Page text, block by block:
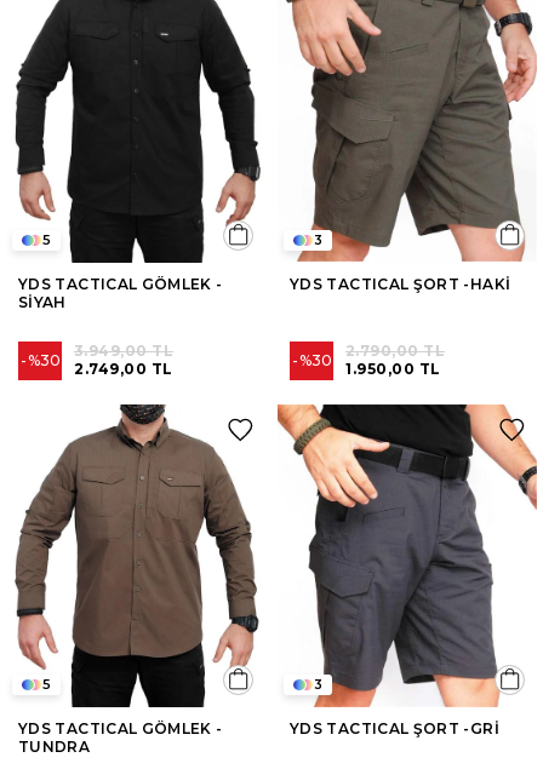
YDS TACTICAL GÖMLEK -
SİYAH
%30 2.749,00 TL
3.949,00 TL
5
YDS TACTICAL ŞORT -HAKİ
%30 1.950,00 TL
2.790,00 TL
3
YDS TACTICAL GÖMLEK -
TUNDRA
5
YDS TACTICAL ŞORT -GRİ
3